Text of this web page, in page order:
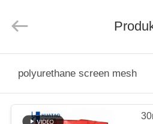
PRODUK
polyurethane screen mesh